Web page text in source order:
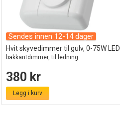
Sendes innen 12-14 dager
Hvit skyvedimmer til gulv, 0-75W LED
bakkantdimmer, til ledning
380 kr
Legg i kurv